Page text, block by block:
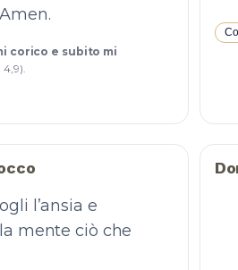
corico e subito mi
4,9).
l’ansia e
mente ciò che